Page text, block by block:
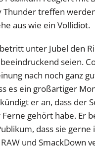
Thunder treffen
aus wie ein Vollidiot.
unter Jubel den
seien.
nach noch ganz
es ein großartiger
er an, dass der
gehört habe. Er
dass sie gerne
und SmackDown